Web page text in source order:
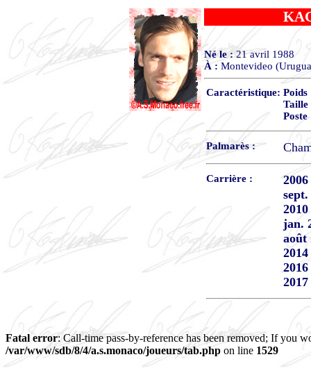
Né le :21 avril 1988
À : Montevideo
Caractéristique:
Palmarès :
Carrière :
jan.
août
Fatal error: Call-time pass-by-reference has been removed; If you
/var/www/sdb/8/4/a.s.monaco/joueurs/tab.php on line 1529